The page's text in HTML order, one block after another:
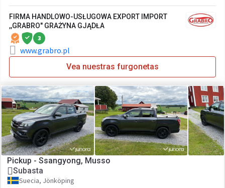
FIRMA HANDLOWO-USŁUGOWA EXPORT IMPORT
,,GRABRO" GRAŻYNA GJĄDŁA
3
www.grabro.pl
Vea nuestras furgonetas
Pickup - Ssangyong, Musso
Subasta
Suecia, Jönköping